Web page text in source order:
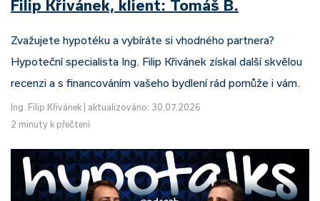
Filip Křivánek, klient: Tomáš B.
Zvažujete hypotéku a vybíráte si vhodného partnera?
Hypoteční specialista Ing. Filip Křivánek získal další skvělou
recenzi a s financováním vašeho bydlení rád pomůže i vám.
Ing. Filip Křivánek
aktualizováno: 30.07.2026
2 minuty k přečtení